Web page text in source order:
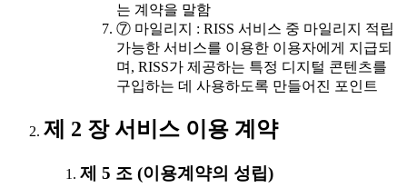
는 계약을 말함
⑦ 마일리지 : RISS 서비스 중 마일리지 적립
가능한 서비스를 이용한 이용자에게 지급되
며, RISS가 제공하는 특정 디지털 콘텐츠를
구입하는 데 사용하도록 만들어진 포인트
제 2 장 서비스 이용 계약
제 5 조 (이용계약의 성립)